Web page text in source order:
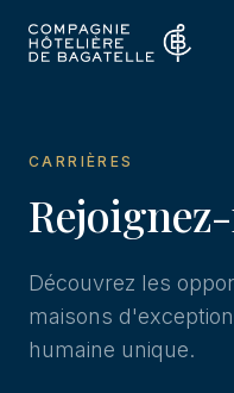
CARRIÈRES
Découvrez les
maisons
humaine unique.